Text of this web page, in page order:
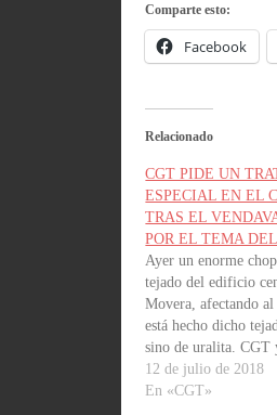
Comparte esto:
Facebook
Relacionado
CGT PIDE UN
ESPECIAL EN EL
TRAS EL
POR EL TEMA
Ayer un enorme
tejado del edificio
Movera, afectando
está hecho dicho
sino de uralita. CGT
meses que se
de actuación sobre
12 de julio de 2018
En «CGT»